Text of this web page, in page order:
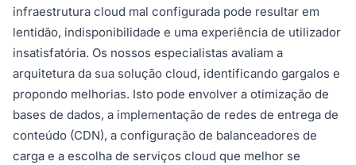
infraestrutura cloud mal configurada pode resultar em
lentidão, indisponibilidade e uma experiência de utilizador
insatisfatória. Os nossos especialistas avaliam a
arquitetura da sua solução cloud, identificando gargalos e
propondo melhorias. Isto pode envolver a otimização de
bases de dados, a implementação de redes de entrega de
conteúdo (CDN), a configuração de balanceadores de
carga e a escolha de serviços cloud que melhor se